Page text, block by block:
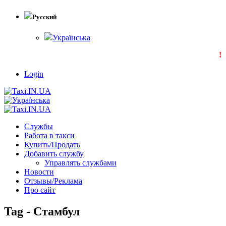
Русский
Українська
Login
Службы
Работа в такси
Купить/Продать
Добавить службу
Управлять службами
Новости
Отзывы/Реклама
Про сайт
Tag - Стамбул